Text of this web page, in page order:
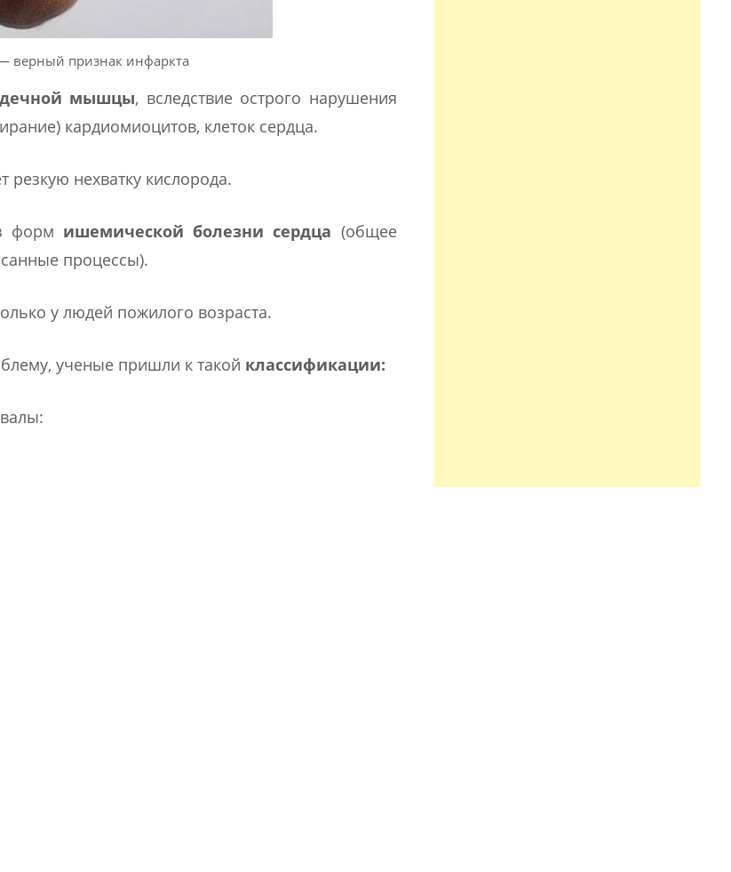
верный признак инфаркта
мышцы, вследствие острого нарушения
кардиомиоцитов, клеток сердца.
нехватку кислорода.
форм ишемической болезни сердца (общее
процессы).
у людей пожилого возраста.
ученые пришли к такой классификации: